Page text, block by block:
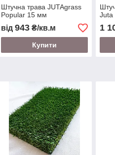
Штучна трава JUTAgrass
Popular 15 мм
від 943₴/кв.м
Купити
1